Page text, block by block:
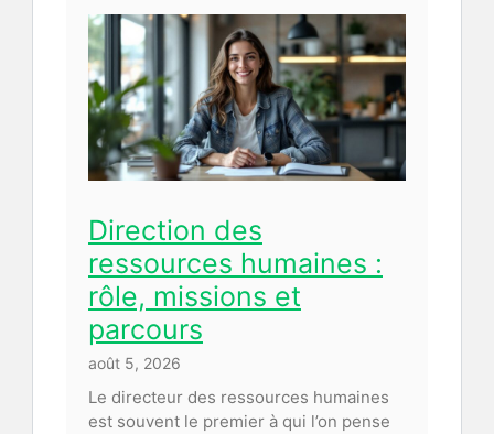
Direction des
ressources humaines :
rôle, missions et
parcours
août 5, 2026
Le directeur des ressources humaines
est souvent le premier à qui l’on pense